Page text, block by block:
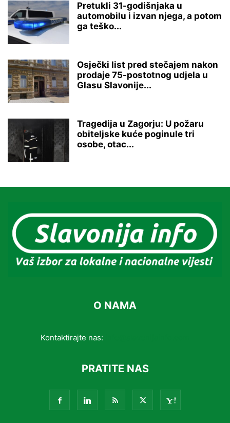
Pretukli 31-godišnjaka u
automobilu i izvan njega, a potom
ga teško...
Osječki list pred stečajem nakon
prodaje 75-postotnog udjela u
Glasu Slavonije...
Tragedija u Zagorju: U požaru
obiteljske kuće poginule tri
osobe, otac...
O NAMA
Kontaktirajte nas:
PRATITE NAS